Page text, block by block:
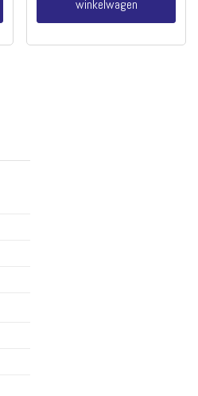
winkelwagen